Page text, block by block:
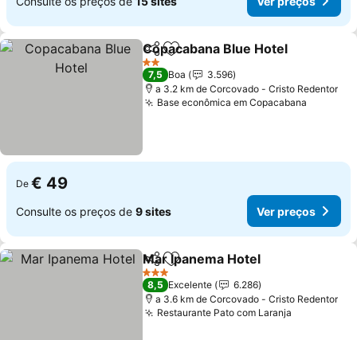
PartilharAdicionar aos favoritos
Copacabana Blue Hotel
2 Estrelas
7,5 Boa
3.596
a 3.2 km de Corcovado - Cristo Redentor
Base econômica em Copacabana
De € 49
Consulte os preços de 9 sites Ver preços
PartilharAdicionar aos favoritos
Mar Ipanema Hotel
3 Estrelas
8,5 Excelente
6.286
a 3.6 km de Corcovado - Cristo Redentor
Restaurante Pato com Laranja